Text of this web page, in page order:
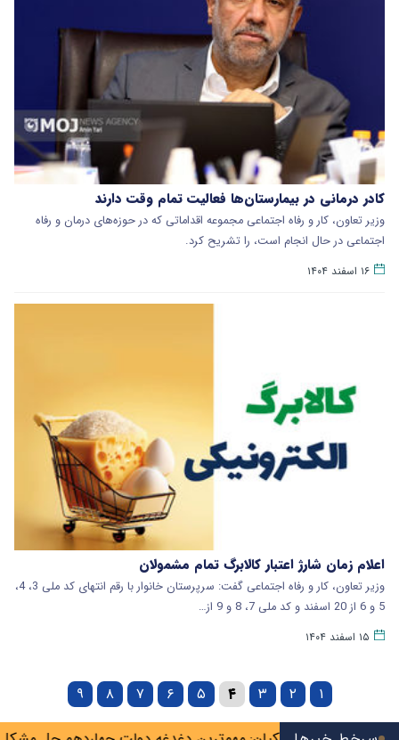
کادر درمانی در بیمارستان‌ها فعالیت تمام وقت دارند
وزیر تعاون، کار و رفاه اجتماعی مجموعه اقداماتی که در حوزه‌های درمان و رفاه
اجتماعی در حال انجام است، را تشریح کرد.
۱۶ اسفند ۱۴۰۴
اعلام زمان شارژ اعتبار کالابرگ تمام مشمولان
وزیر تعاون، کار و رفاه اجتماعی گفت: سرپرستان خانوار با رقم انتهای کد ملی 3، 4،
5 و 6 از 20 اسفند و کد ملی 7، 8 و 9 از…
۱۵ اسفند ۱۴۰۴
۱ ۲ ۳ ۴ ۵ ۶ ۷ ۸ ۹